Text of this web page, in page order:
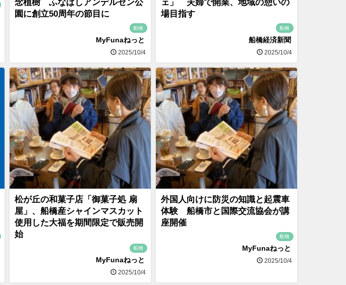
念植樹 ふなばしアンデルセン公
園に創立50周年の節目に
船橋
MyFunaねっと
2025/10/4
ェ」 夫婦で開業、地域の憩いの
場目指す
船橋
船橋経済新聞
2025/10/4
松が丘の和菓子店「御菓子処 扇
屋」、船橋産シャインマスカット
使用した大福を期間限定で販売開
始
船橋
MyFunaねっと
2025/10/4
外国人向けに防災の知識と起震車
体験 船橋市と国際交流協会が講
座開催
船橋
MyFunaねっと
2025/10/4